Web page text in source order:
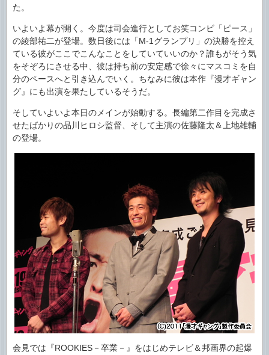
た。
いよいよ幕が開く。今度は司会進行としてお笑コンビ「ピース」
の綾部祐二が登場。数日後には「M-1グランプリ」の決勝を控え
ている彼がここでこんなことをしていていいのか？誰もがそう気
をそぞろにさせる中、彼は持ち前の安定感で徐々にマスコミを自
分のペースへと引き込んでいく。ちなみに彼は本作『漫才ギャン
グ』にも出演を果たしているそうだ。
そしていよいよ本日のメインが始動する。長編第二作目を完成さ
せたばかりの品川ヒロシ監督、そして主演の佐藤隆太＆上地雄輔
の登場。
会見では『ROOKIES－卒業－』をはじめテレビ＆邦画界の起爆